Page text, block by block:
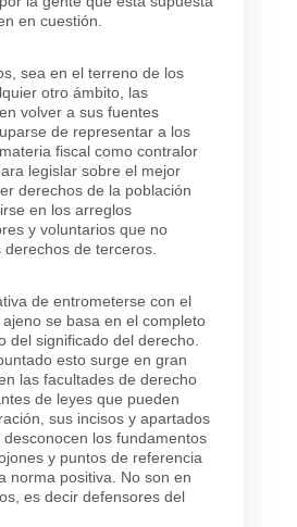
en cuestión.
sea en el terreno de los
otro ámbito, las
volver a sus fuentes
de representar a los
fiscal como contralor
legislar sobre el mejor
derechos de la población
en los arreglos
y voluntarios que no
derechos de terceros.
de entrometerse con el
se basa en el completo
del significado del derecho.
esto surge en gran
las facultades de derecho
de leyes que pueden
sus incisos y apartados
los fundamentos
y puntos de referencia
norma positiva. No son en
es decir defensores del